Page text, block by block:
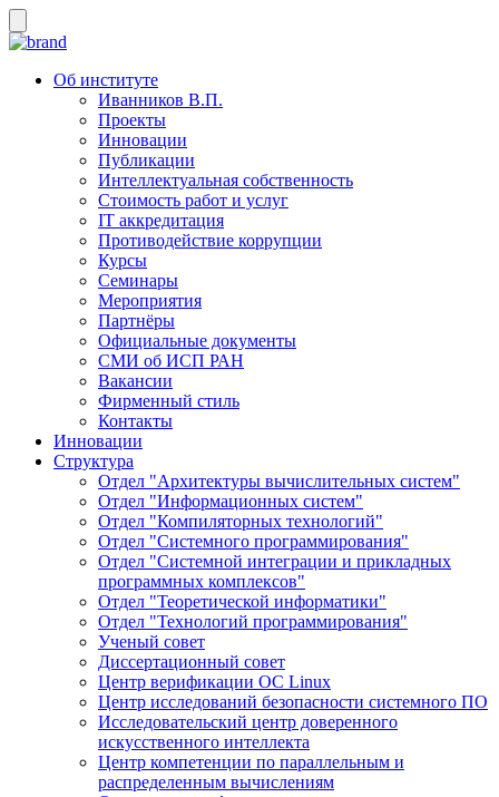
Об институте
Иванников В.П.
Проекты
Инновации
Публикации
Интеллектуальная собственность
Стоимость работ и услуг
IT аккредитация
Противодействие коррупции
Курсы
Семинары
Мероприятия
Партнёры
Официальные документы
СМИ об ИСП РАН
Вакансии
Фирменный стиль
Контакты
Инновации
Структура
Отдел "Архитектуры вычислительных систем"
Отдел "Информационных систем"
Отдел "Компиляторных технологий"
Отдел "Системного программирования"
Отдел "Системной интеграции и прикладных
программных комплексов"
Отдел "Теоретической информатики"
Отдел "Технологий программирования"
Ученый совет
Диссертационный совет
Центр верификации ОС Linux
Центр исследований безопасности системного ПО
Исследовательский центр доверенного
искусственного интеллекта
Центр компетенции по параллельным и
распределенным вычислениям